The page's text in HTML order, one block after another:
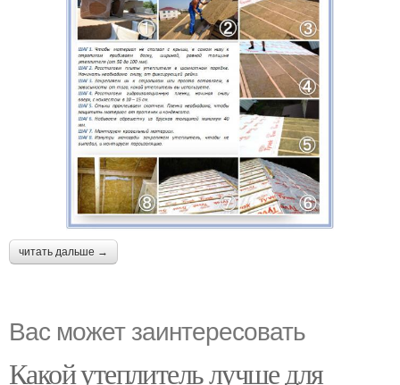
читать дальше →
Вас может заинтересовать
Какой утеплитель лучше для